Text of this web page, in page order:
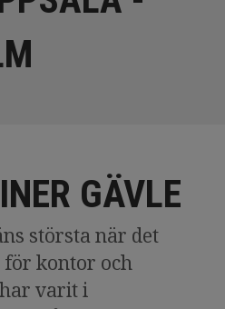
GÄVLE
största när det
kontor och
varit i